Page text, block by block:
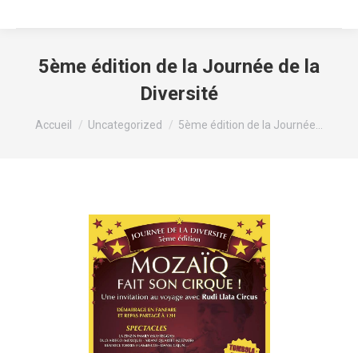
5ème édition de la Journée de la
Diversité
Vous êtes ici :
Accueil Uncategorized 5ème édition de la Journée…